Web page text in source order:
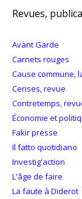
Revues,
Avant Garde
Carnets rouges
Cause commune,
Cerises, revue
Contretemps,
Économie et
Fakir presse
Il fatto quotidiano
Investig'action
L'âge de faire
La faute à Diderot